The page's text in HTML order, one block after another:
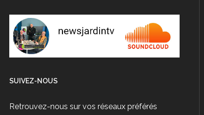
SUIVEZ-NOUS
Retrouvez-nous sur vos réseaux préférés